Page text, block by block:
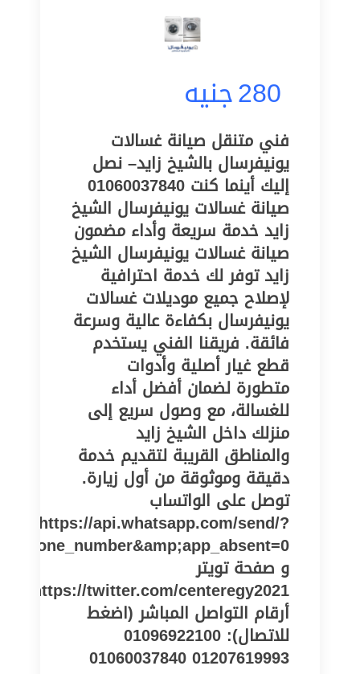
280جنيه
فني متنقل صيانة غسالات
يونيفرسال بالشيخ زايد– نصل
إليك أينما كنت 01060037840
صيانة غسالات يونيفرسال الشيخ
زايد خدمة سريعة وأداء مضمون
صيانة غسالات يونيفرسال الشيخ
زايد توفر لك خدمة احترافية
لإصلاح جميع موديلات غسالات
يونيفرسال بكفاءة عالية وسرعة
فائقة. فريقنا الفني يستخدم
قطع غيار أصلية وأدوات
متطورة لضمان أفضل أداء
للغسالة، مع وصول سريع إلى
منزلك داخل الشيخ زايد
والمناطق القريبة لتقديم خدمة
دقيقة وموثوقة من أول زيارة.
توصل على الواتساب
https://api.whatsapp.com/send/?
و صفحة تويتر
https://twitter.com/centeregy2021
أرقام التواصل المباشر (اضغط
للاتصال): 01096922100
01207619993 01060037840